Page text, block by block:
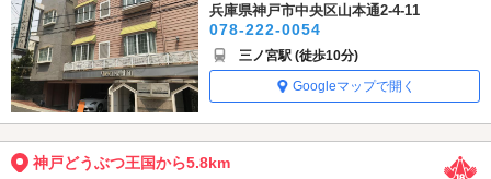
兵庫県神戸市中央区山本通2-4-11
078-222-0054
三ノ宮駅 (徒歩10分)
Googleマップで開く
神戸どうぶつ王国から5.8km